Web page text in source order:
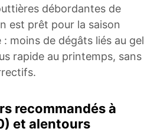
débordantes de
est prêt pour la saison
moins de dégâts liés au gel
rapide au printemps, sans
recommandés à
et alentours